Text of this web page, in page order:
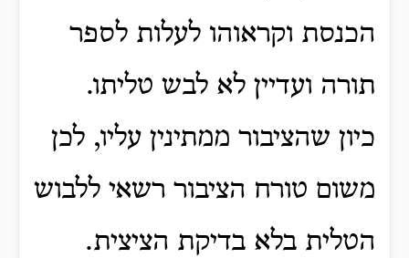
הכנסת וקראוהו לעלות לספר
תורה ועדיין לא לבש טליתו.
כיון שהציבור ממתינין עליו, לכן
משום טורח הציבור רשאי ללבוש
הטלית בלא בדיקת הציצית.